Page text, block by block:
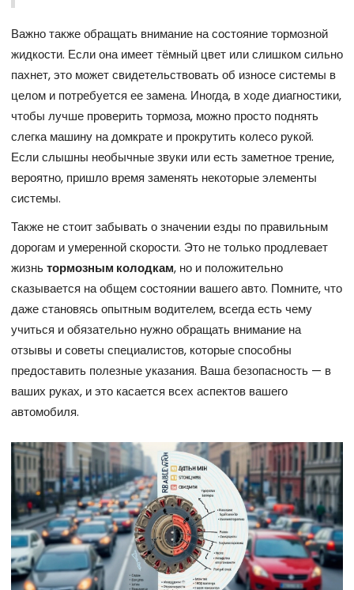
Важно также обращать внимание на состояние тормозной
жидкости. Если она имеет тёмный цвет или слишком сильно
пахнет, это может свидетельствовать об износе системы в
целом и потребуется ее замена. Иногда, в ходе диагностики,
чтобы лучше проверить тормоза, можно просто поднять
слегка машину на домкрате и прокрутить колесо рукой.
Если слышны необычные звуки или есть заметное трение,
вероятно, пришло время заменять некоторые элементы
системы.
Также не стоит забывать о значении езды по правильным
дорогам и умеренной скорости. Это не только продлевает
жизньтормозным колодкам, но и положительно
сказывается на общем состоянии вашего авто. Помните, что
даже становясь опытным водителем, всегда есть чему
учиться и обязательно нужно обращать внимание на
отзывы и советы специалистов, которые способны
предоставить полезные указания. Ваша безопасность — в
ваших руках, и это касается всех аспектов вашего
автомобиля.